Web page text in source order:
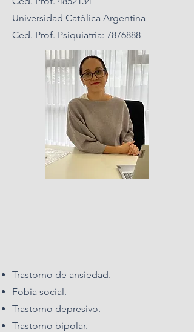
Universidad Católica Argentina
Ced. Prof. Psiquiatría: 7876888
Trastorno de ansiedad.
Fobia social.
Trastorno depresivo.
Trastorno bipolar.